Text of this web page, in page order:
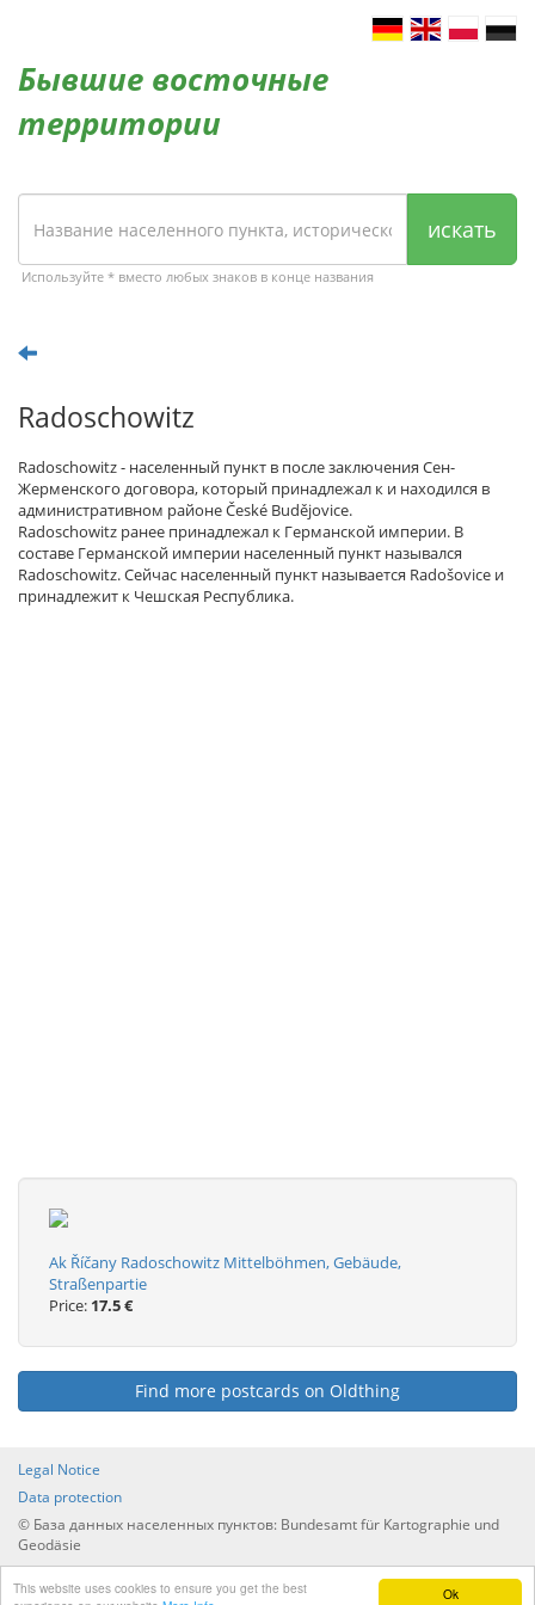
Ok
This website uses cookies to ensure you get the best
Бывшие восточные
территории
искать
Используйте * вместо любых знаков в конце названия
Radoschowitz
Radoschowitz - населенный пункт в после заключения Сен-
Жерменского договора, который принадлежал к и находился в
административном районе České Budějovice.
Radoschowitz ранее принадлежал к Германской империи. В
составе Германской империи населенный пункт назывался
Radoschowitz. Сейчас населенный пункт называется Radošovice и
принадлежит к Чешская Республика.
Ak Říčany Radoschowitz Mittelböhmen, Gebäude,
Straßenpartie
Price: 17.5 €
Find more postcards on Oldthing
Legal Notice
Data protection
© База данных населенных пунктов: Bundesamt für Kartographie und
Geodäsie
Перечень всех населенных пунктов по странам и
административному управлению